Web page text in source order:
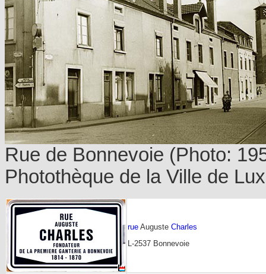
Rue de Bonnevoie (Photo:
Photothèque de la Ville de
rue Auguste Charles
L-2537 Bonnevoie